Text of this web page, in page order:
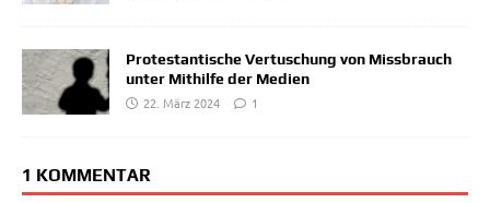
Protestantische Vertuschung von Missbrauch
unter Mithilfe der Medien
22. März 2024
1
1 KOMMENTAR